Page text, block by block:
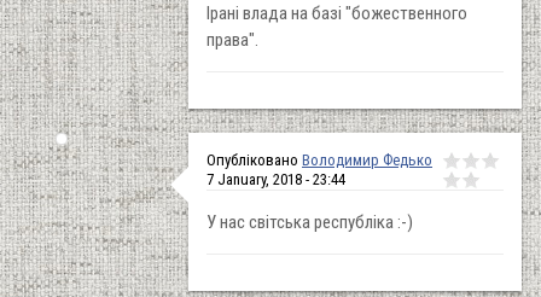
Ірані влада на базі "божественного
права".
Опубліковано Володимир Федько
7 January, 2018 - 23:44
У нас світська республіка :-)